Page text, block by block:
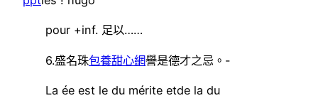
pour +inf. 足以……
6.盛名珠包養甜心網譽是德才之忌。-
La ée est le du mérite etde la du